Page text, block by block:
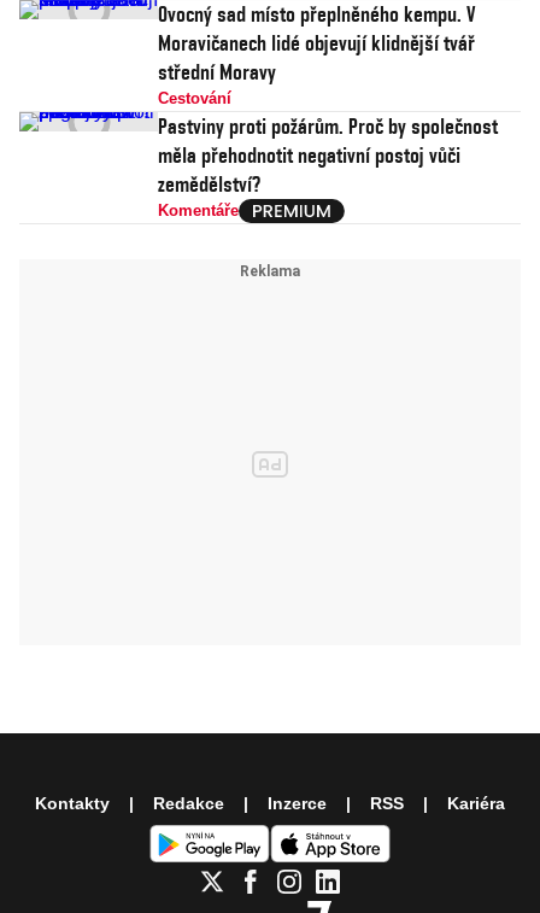
Ovocný sad místo přeplněného kempu. V
Moravičanech lidé objevují klidnější tvář
střední Moravy
Cestování
Pastviny proti požárům. Proč by společnost
měla přehodnotit negativní postoj vůči
zemědělství?
Komentáře
Kontakty Redakce Inzerce RSS Kariéra